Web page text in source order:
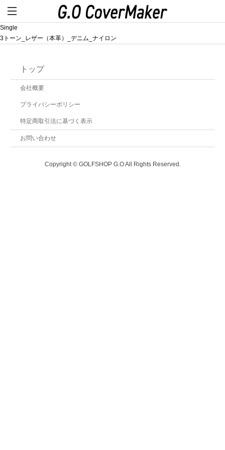
Single
3トーン_レザー（本革）_デニム_ナイロン
トップ
会社概要
プライバシーポリシー
特定商取引法に基づく表示
お問い合わせ
Copyright © GOLFSHOP G.O All Rights Reserved.